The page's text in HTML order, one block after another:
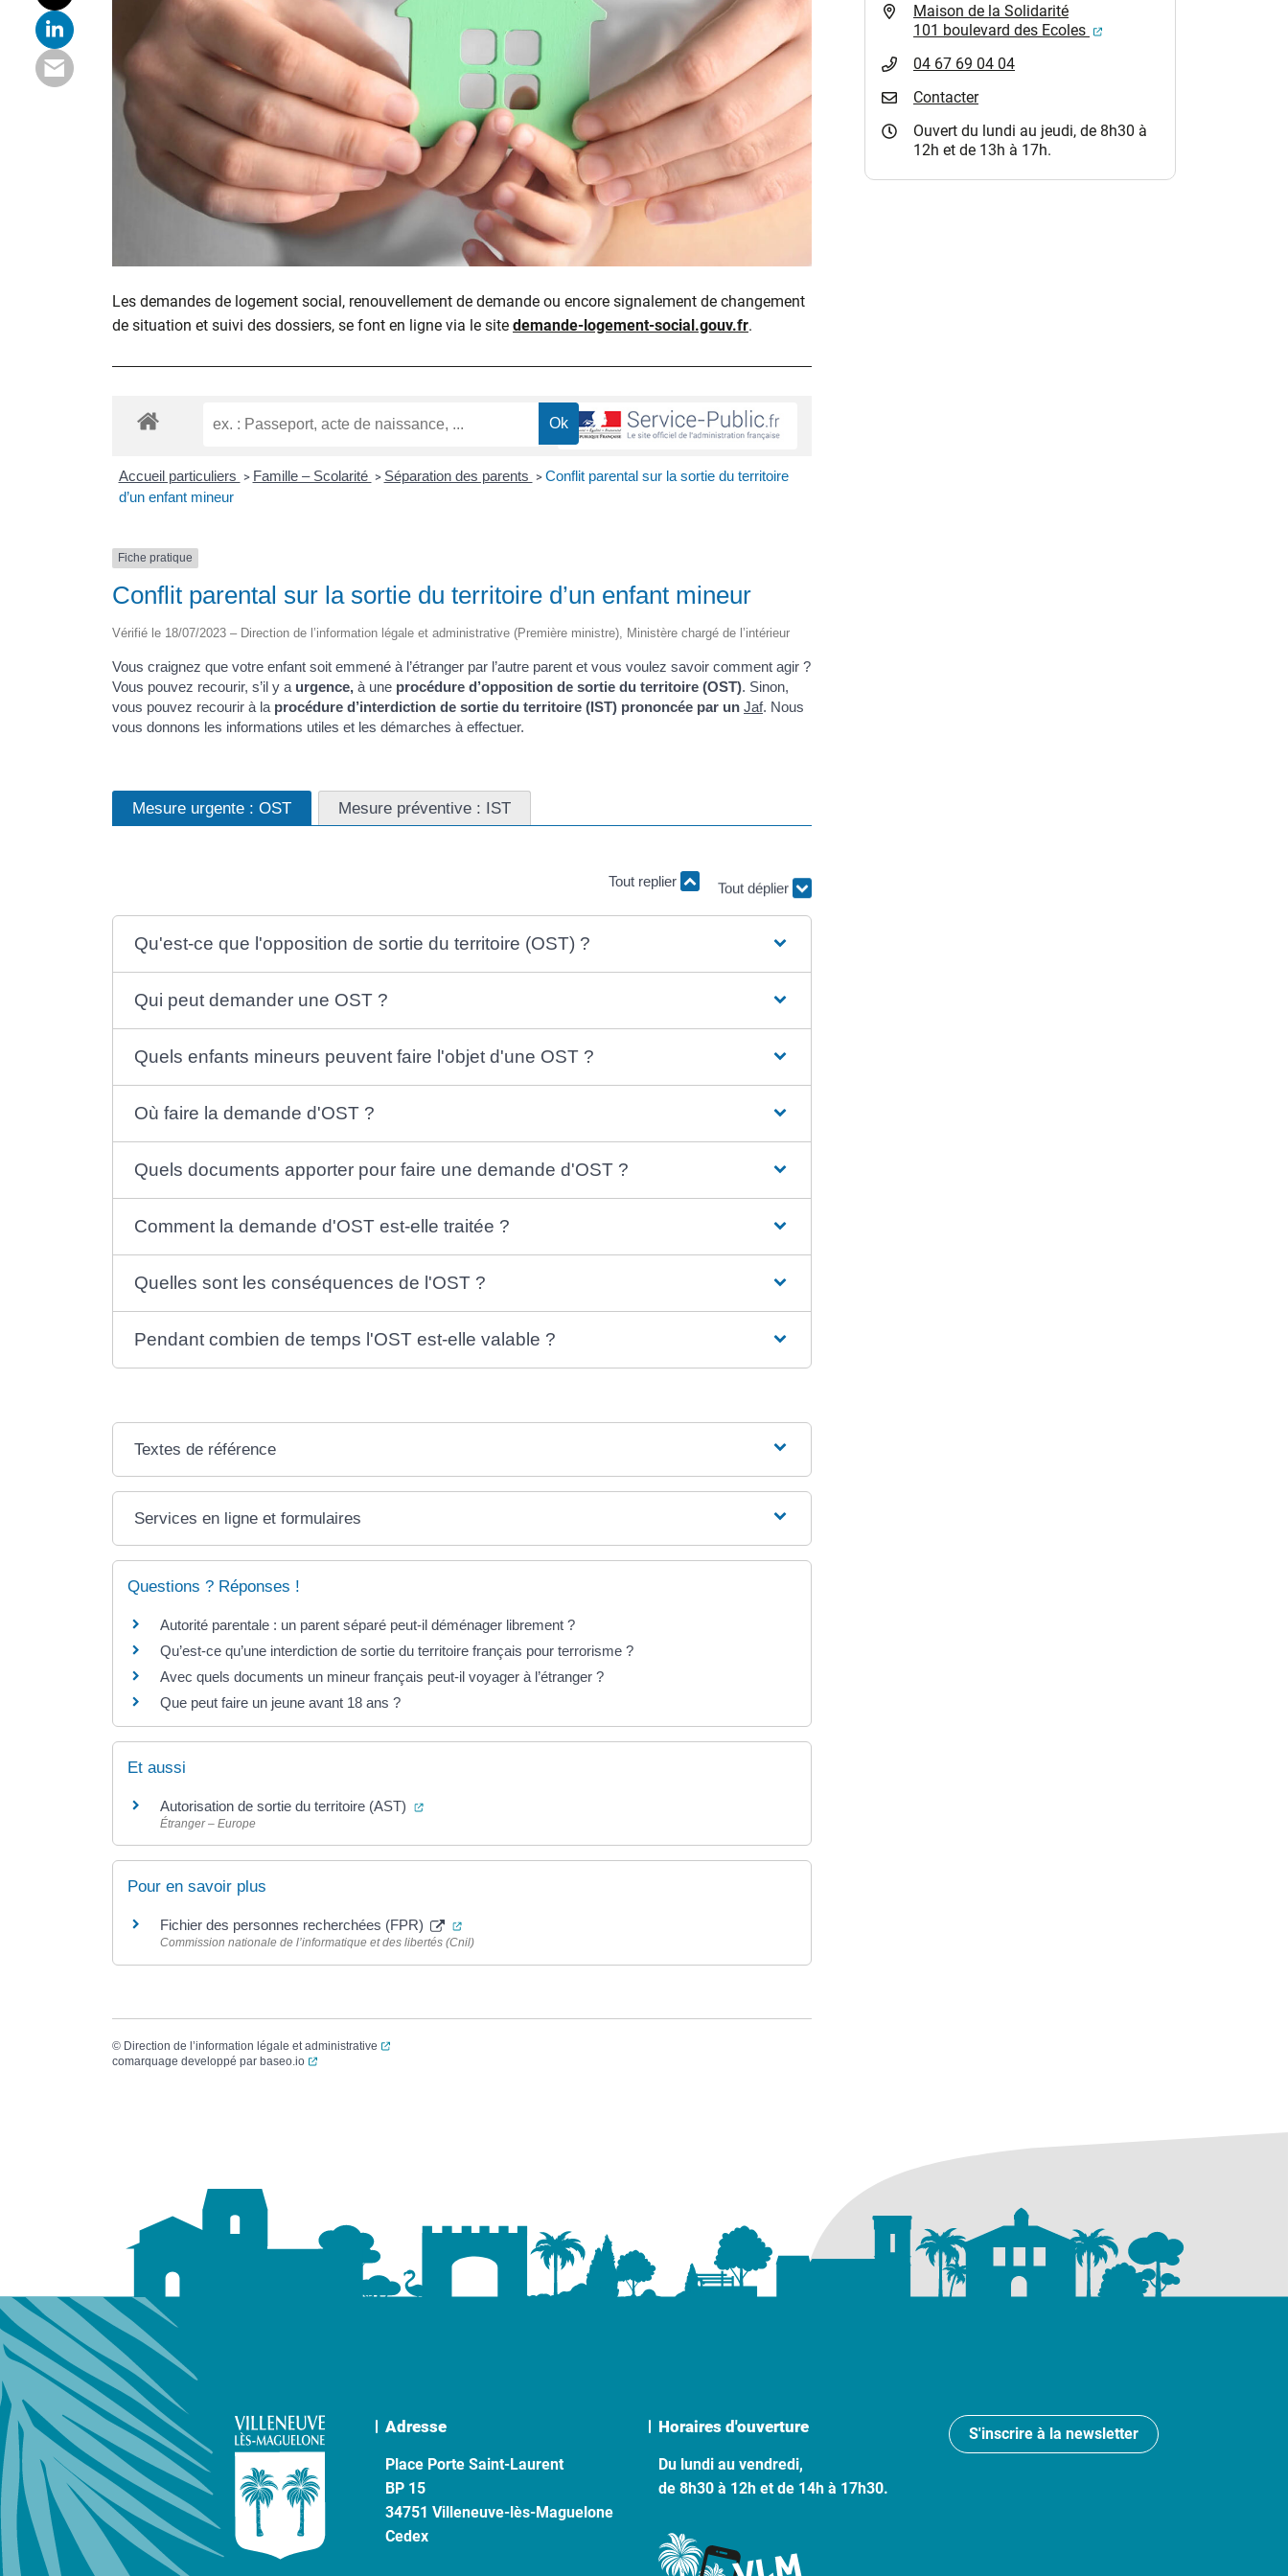
Les demandes de logement social, renouvellement de demande ou encore signalement de changement
de situation et suivi des dossiers, se font en ligne via le site demande-logement-social.gouv.fr.
Accueil particuliers > Famille – Scolarité > Séparation des parents > Conflit parental sur la sortie du territoire
d’un enfant mineur
Fiche pratique
Conflit parental sur la sortie du territoire d’un enfant mineur
Vérifié le 18/07/2023 – Direction de l’information légale et administrative (Première ministre), Ministère chargé de l’intérieur
Vous craignez que votre enfant soit emmené à l’étranger par l’autre parent et vous voulez savoir comment agir ?
Vous pouvez recourir, s’il y a urgence, à une procédure d’opposition de sortie du territoire (OST). Sinon,
vous pouvez recourir à la procédure d’interdiction de sortie du territoire (IST) prononcée par un Jaf. Nous
vous donnons les informations utiles et les démarches à effectuer.
Mesure urgente : OST Mesure préventive : IST
Tout replier Tout déplier
Qu'est-ce que l'opposition de sortie du territoire (OST) ?
Qui peut demander une OST ?
Quels enfants mineurs peuvent faire l'objet d'une OST ?
Où faire la demande d'OST ?
Quels documents apporter pour faire une demande d'OST ?
Comment la demande d'OST est-elle traitée ?
Quelles sont les conséquences de l'OST ?
Pendant combien de temps l'OST est-elle valable ?
Textes de référence
Services en ligne et formulaires
Questions ? Réponses !
Autorité parentale : un parent séparé peut-il déménager librement ?
Qu’est-ce qu’une interdiction de sortie du territoire français pour terrorisme ?
Avec quels documents un mineur français peut-il voyager à l’étranger ?
Que peut faire un jeune avant 18 ans ?
Et aussi
Autorisation de sortie du territoire (AST) (ouverture dans un nouvel onglet)
Étranger – Europe
Pour en savoir plus
Fichier des personnes recherchées (FPR) (ouverture dans un nouvel onglet)
Commission nationale de l’informatique et des libertés (Cnil)
© Direction de l’information légale et administrative
(ouverture dans un nouvel onglet)
comarquage developpé par baseo.io (ouverture dans un nouvel onglet)
Maison de la Solidarité
101 boulevard des Ecoles
(ouverture dans un nouvel
04 67 69 04 04
Contacter
Ouvert du lundi au jeudi, de 8h30 à
12h et de 13h à 17h.
Adresse
Place Porte Saint-Laurent
BP 15
34751 Villeneuve-lès-Maguelone
Cedex
Horaires d'ouverture
Du lundi au vendredi,
de 8h30 à 12h et de 14h à 17h30.
S'inscrire à la newsletter